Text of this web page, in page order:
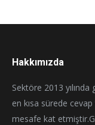
Hakkımızda
Sektöre 2013
en kısa sürede
mesafe kat